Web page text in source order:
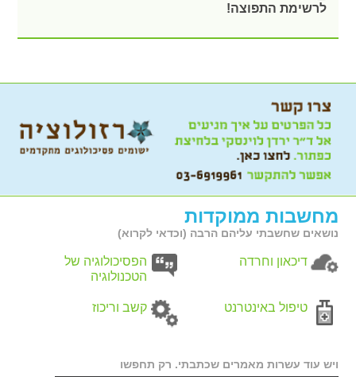
לרשימת התפוצה!
מחשבות ממוקדות
נושאים שחשבתי עליהם הרבה (וכדאי לקרוא)
דיכאון וחרדה
הפסיכולוגיה של
הטכנולוגיה
טיפול באינטרנט קשב וריכוז
ויש עוד עשרות מאמרים שכתבתי. רק תחפשו